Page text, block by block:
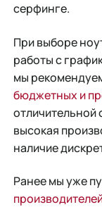
серфинге.
При выборе
работы с
мы
бюджетных и
отличительной
высокая
наличие
Ранее мы уже